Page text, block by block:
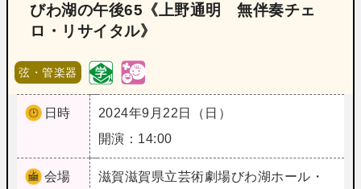
びわ湖の午後65《上野通明 無伴奏チェ
ロ・リサイタル》
弦・管楽器
日時
2024年9月22日（日）
開演：14:00
会場 滋賀滋賀県立芸術劇場びわ湖ホール・